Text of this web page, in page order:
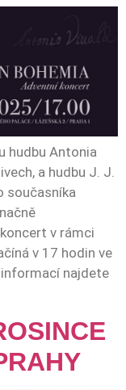
hudbu Antonia
a hudbu J. J.
současníka
v rámci
v 17 hodin ve
informací najdete